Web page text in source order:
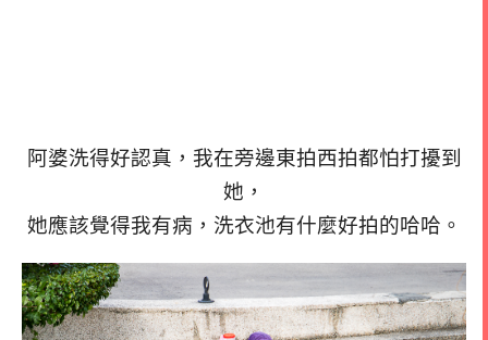
阿婆洗得好認真，我在旁邊東拍西拍都怕打擾到
她，
她應該覺得我有病，洗衣池有什麼好拍的哈哈。